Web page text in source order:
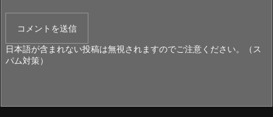
日本語が含まれない投稿は無視されますのでご注意ください。（ス
パム対策）